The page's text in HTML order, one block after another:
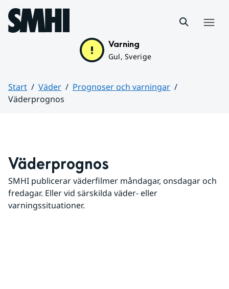
Hoppa till sidans innehåll
Varning
Gul, Sverige
Start Väder
Prognoser och varningar
Väderprognos
Väderprognos
SMHI publicerar väderfilmer måndagar, onsdagar och
fredagar. Eller vid särskilda väder- eller
varningssituationer.